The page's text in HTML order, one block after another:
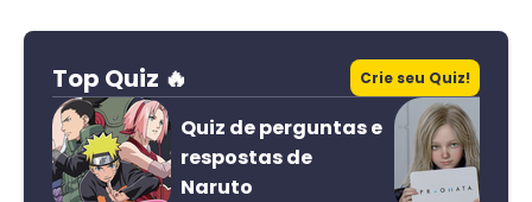
Top Quiz 🔥 Crie seu Quiz!
Quiz de perguntas e
respostas de
Naruto